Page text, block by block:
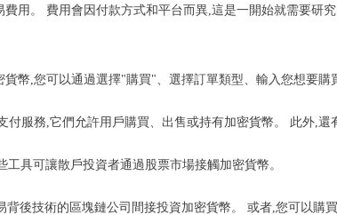
用。 費用會因付款方式和平台而異,這是一開始就需要研
幣,您可以通過選擇"購買"、選擇訂單類型、輸入您想要購
付服務,它們允許用戶購買、出售或持有加密貨幣。 此外,還
具可讓散戶投資者通過股票市場接觸加密貨幣。
後技術的區塊鏈公司間接投資加密貨幣。 或者,您可以購